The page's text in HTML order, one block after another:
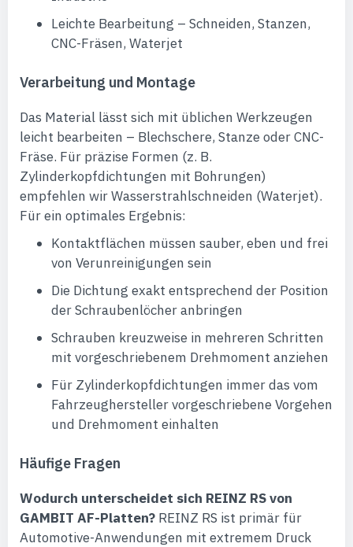
Leichte Bearbeitung – Schneiden, Stanzen,
CNC-Fräsen, Waterjet
Verarbeitung und Montage
Das Material lässt sich mit üblichen Werkzeugen
leicht bearbeiten – Blechschere, Stanze oder CNC-
Fräse. Für präzise Formen (z. B.
Zylinderkopfdichtungen mit Bohrungen)
empfehlen wir Wasserstrahlschneiden (Waterjet).
Für ein optimales Ergebnis:
Kontaktflächen müssen sauber, eben und frei
von Verunreinigungen sein
Die Dichtung exakt entsprechend der Position
der Schraubenlöcher anbringen
Schrauben kreuzweise in mehreren Schritten
mit vorgeschriebenem Drehmoment anziehen
Für Zylinderkopfdichtungen immer das vom
Fahrzeughersteller vorgeschriebene Vorgehen
und Drehmoment einhalten
Häufige Fragen
Wodurch unterscheidet sich REINZ RS von
GAMBIT AF-Platten? REINZ RS ist primär für
Automotive-Anwendungen mit extremem Druck